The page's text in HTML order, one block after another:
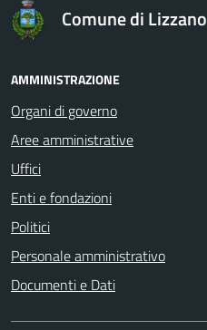
Comune di Lizzano
AMMINISTRAZIONE
Organi di governo
Aree amministrative
Uffici
Enti e fondazioni
Politici
Personale amministrativo
Documenti e Dati